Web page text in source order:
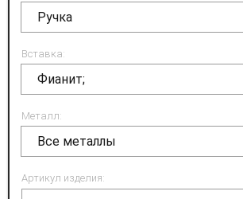
Ручка
Вставка:
Фианит;
Металл:
Все металлы
Артикул изделия: